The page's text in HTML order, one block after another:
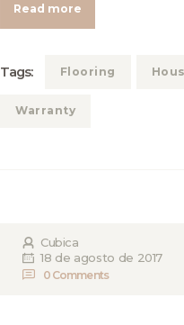
Read more
Tags: Flooring
Warranty
Cubica
18 de agosto de 2017
0 Comments